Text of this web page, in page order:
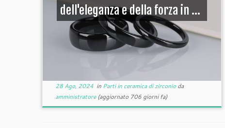
dell'eleganza e della forza in ...
28 Ago, 2024in Parti in ceramica di zirconioda
amministratore(aggiornato 706 giorni fa)